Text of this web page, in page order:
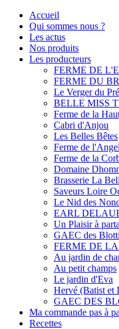
Accueil
Qui sommes nous ?
Les actus
Nos produits
Les producteurs
FERME DE
FERME DU
Le Verger du
BELLE MISS
Ferme de la
Cabri d'Anjou
Les Belles Bêtes
Ferme de
Ferme de la
Domaine
Brasserie La
Saveurs Loire
Le Nid des
EARL
Un Plaisir à
GAEC des
FERME DE
Au jardin de
Au petit champs
Le jardin d'Eva
Hervé (Batist
GAEC DES
Ma commande pas à
Recettes